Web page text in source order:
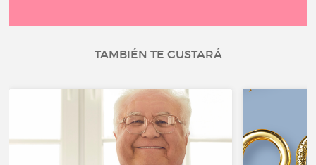
TAMBIÉN TE GUSTARÁ